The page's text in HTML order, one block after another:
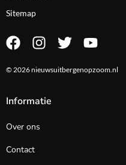
Sitemap
© 2026 nieuwsuitbergenopzoom.nl
Informatie
Over ons
Contact